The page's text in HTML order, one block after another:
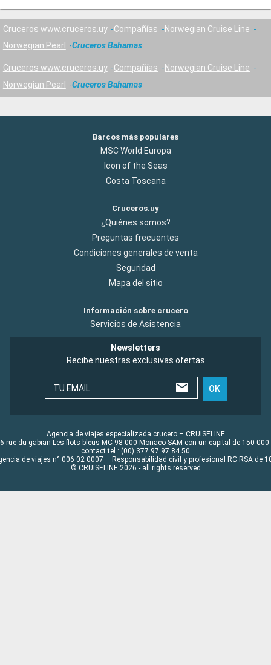
Cruceros www.cruceros.uy Compañías
Norwegian Cruise Line
Norwegian Pearl
Cruceros Bahamas
Cruceros www.cruceros.uy Compañías
Norwegian Cruise Line
Norwegian Pearl
Cruceros Bahamas
Barcos más populares
MSC World Europa
Icon of the Seas
Costa Toscana
Cruceros.uy
¿Quiénes somos?
Preguntas frecuentes
Condiciones generales de venta
Seguridad
Mapa del sitio
Información sobre crucero
Servicios de Asistencia
Newsletters
Recibe nuestras exclusivas ofertas
TU EMAIL OK
Agencia de viajes especializada crucero – CRUISELINE
rue du gabian Les flots bleus MC 98 000 Monaco SAM con un capital de 150 000
contact tel : (00) 377 97 97 84 50
de viajes n° 006 02 0007 – Responsabilidad civil y profesional RC RSA de
© CRUISELINE 2026 - all rights reserved